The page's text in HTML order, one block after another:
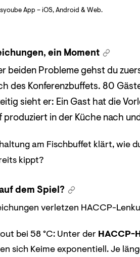
App – iOS, Android & Web.
ein Moment
beiden Probleme gehst du
des Konferenzbuffets. 80
sieht er: Ein Gast hat die
produziert in der Küche nach
am Fischbuffet klärt, wie
kippt?
dem Spiel?
verletzen HACCP-
bei 58 °C: Unter der HACCP-
sich Keime exponentiell. Je